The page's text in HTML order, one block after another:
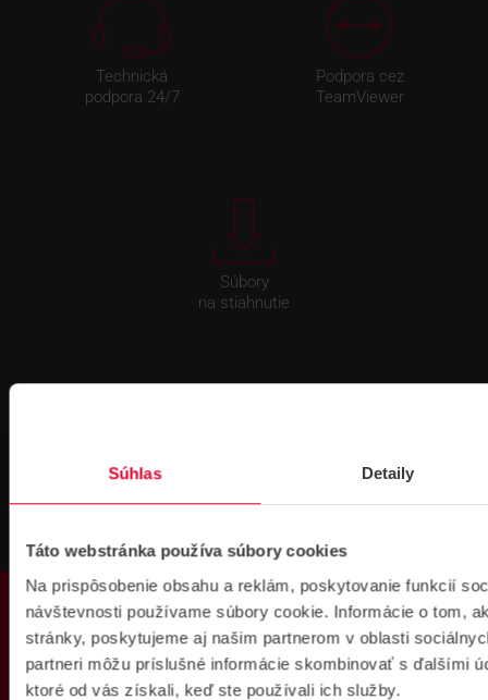
Súhlas Detaily
Táto webstránka používa súbory cookies
Na prispôsobenie obsahu a reklám, poskytovanie funkcií
návštevnosti používame súbory cookie. Informácie o tom,
stránky, poskytujeme aj našim partnerom v oblasti
partneri môžu príslušné informácie skombinovať s ďalšími
ktoré od vás získali, keď ste používali ich služby.
PRODUKTY
Technická
podpora 24/7
Podpora cez
TeamViewer
Súbory
na stiahnutie
objednávkach nad 300 € bez DPH